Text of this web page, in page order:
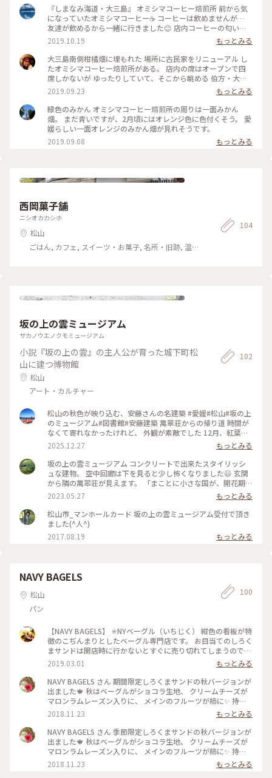
『しまなみ海道・大三島』 オミシマコーヒー焙煎所 前から気
になっていたオミシマコーヒー☕ コーヒーは飲めませんが…
友達が飲めるから一緒に行きました😊 店内コーヒーの匂い
が…☕ 豆売りもしてくれるそうです‼ おしゃれな店内で…休憩
させてもらいました‼ 大三島といえばみかんジュースなので 注
文〜‼ みかんの酸味と甘さがあるみかんジュース🍊 この日天気
があまりよくなかったから 景色ははっきりしなかったけど 天
気がいい日は最高だと思います(*^^*) 珈琲はテイクアウトもで
まなみ海道#大三島#珈琲#おしゃれな店内#神の島#ドライブ
2019.10.19
もっとみる
大三島南側柑橘畑に埋もれた 場所に古民家をリニューアル し
たオミシマコーヒー焙煎所がある。 店内の席はオープンで四
席しかないが ゆったりしていて、そこから眺める 伯方・大島
大橋は心地よい。 暫しまったりと過ごせれば きっと和めるや
ろな🤗🤗🤗
2019.09.23
もっとみる
緑色のみかん オミシマコーヒー焙煎所の周りは一面みかん
畑。 まだ青いですが、2月頃にはオレンジ色に色付くそう。 愛
媛らしい一面オレンジのみかん畑が見れそうです。
2019.09.08
もっとみる
西岡菓子舗
ニシオカカシホ
松山
ごはん, カフェ, スイーツ・お菓子, 名所・旧跡, 温
104
坂の上の雲ミュージアム
サカノウエノクモミュージアム
小説『坂の上の雲』の主人公が育った城下町松
山に建つ博物館
松山
アート・カルチャー
102
松山の秋色が映り込む、安藤さんの名建築 #愛媛#松山#坂の上
のミュージアム#図書館#安藤建築 萬翠荘からの帰り道 時間が
なくて寄れなかったけれど、 外観が素敵でした 12月、紅葉も
終盤 夕暮れと紅葉が図書館に映り込み、 きれいでした。 いつ
か、館内も観てみたい。 #muuの松山散歩 #名建築 #建築美
2025.12.27
もっとみる
坂の上の雲ミュージアム コンクリートで出来たスタイリッシ
ュな建物。 空中回廊は下を見ると少し怖くなりました😃 玄関
から隣の萬翆荘が見えます。 「まことに小さな国が、開花期を
むかえようとしている。」司馬遼太郎の小説を詳しく知りたい
人にお勧めの博物館でした🎵 #私のことりっぷ旅 #松山市
2023.05.27
もっとみる
松山市_マンホールカード 坂の上の雲ミュージアム受付で頂き
ました(^人^)
2017.08.19
もっとみる
NAVY BAGELS
松山
パン
100
【NAVY BAGELS】 ✳︎NYベーグル（いちじく） 紺色の看板が特
徴のこぢんまりとしたベーグル専門店です。 お目当てのしろく
まサンドは開店時に行かないとすぐに売り切れてしまうので、
この日は購入することができませんでした。 大人気のお店の
ため正午前にはほぼ完売状態です。 今回は黒ベーグルに無花果
が入ったものをチョイス。程良い甘さで無花果との相性がとて
も良く癖なく食べられます。店内でクリームチーズをサンドし
てもらうこともできますよ。 #愛媛 #松山 #パン #ベーグル
2019.03.01
もっとみる
NAVY BAGELS さん 期間限定しろくまサンドの秋バージョンが
出ました🍁 秋はベーグルがショコラ生地、 クリームチーズが
マロンラムレーズン入りに、 メインのフルーツが柿に✨ 持っ
ている手の開き具合を見ると、大きさがわかると思います(笑)
いつもよりちょっぴり大人の味でとっても美味しいです！ #秋
深き #わたしの街 #松山 #ベーグル
2018.11.23
もっとみる
NAVY BAGELS さん 季節限定しろくまサンドの秋バージョンが
出ました🍁 秋はベーグルがショコラ生地、 クリームチーズが
マロンラムレーズン入りに、 メインのフルーツが柿に✨ 持っ
ている手の開き具合を見ると、大きさがわかると思います (笑)
大人の味でとっても美味しいです！#秋深き #わたしの街 #松
2018.11.23 もっとみる